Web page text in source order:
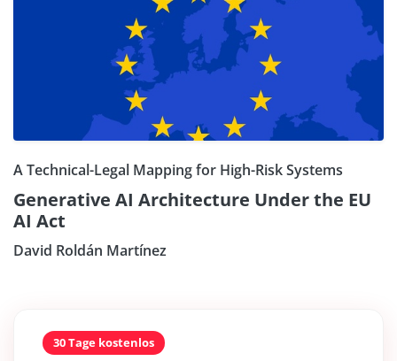
A Technical-Legal Mapping for High-Risk Systems
Generative AI Architecture Under the EU
AI Act
David Roldán Martínez
30 Tage kostenlos